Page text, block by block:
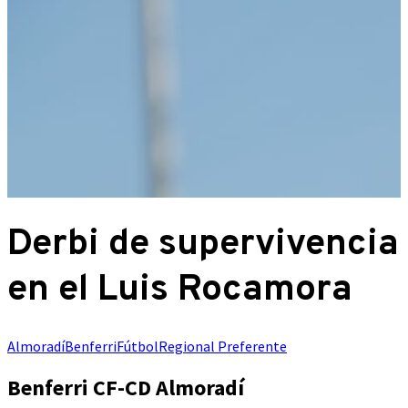
Derbi de supervivencia
en el Luis Rocamora
AlmoradíBenferriFútbolRegional Preferente
Benferri CF-CD Almoradí